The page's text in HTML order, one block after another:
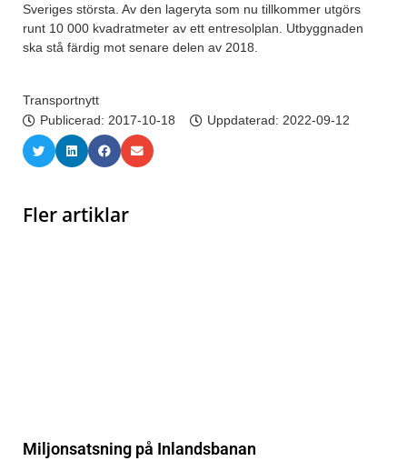
Sveriges största. Av den lageryta som nu tillkommer utgörs
runt 10 000 kvadratmeter av ett entresolplan. Utbyggnaden
ska stå färdig mot senare delen av 2018.
Transportnytt
Publicerad: 2017-10-18 Uppdaterad: 2022-09-12
Fler artiklar
Miljonsatsning på Inlandsbanan